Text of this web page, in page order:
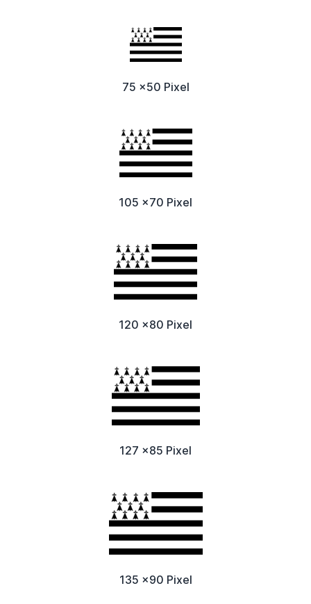
75 x50 Pixel
105 x70 Pixel
120 x80 Pixel
127 x85 Pixel
135 x90 Pixel